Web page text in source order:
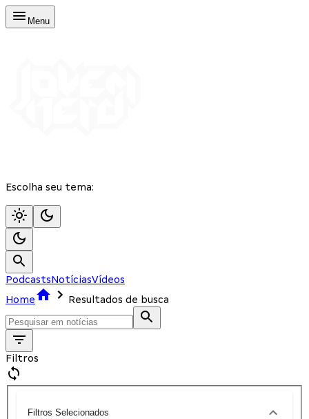
Menu
Escolha seu tema:
PodcastsNotíciasVídeos
Home
Resultados de busca
Filtros
Filtros Selecionados